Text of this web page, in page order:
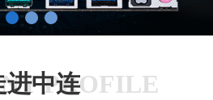
PROFILE
进中连